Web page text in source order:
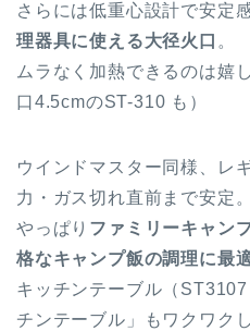
さらには低重心設計で安定
理器具に使える大径火口 。
ムラなく加熱できるのは嬉
口4.5cmのST-310 も）
ウインドマスター同様、レ
力・ガス切れ直前まで安定。
やっぱり ファミリーキャン
格なキャンプ飯の調理に最
キッチンテーブル（
チンテーブル」もワクワク